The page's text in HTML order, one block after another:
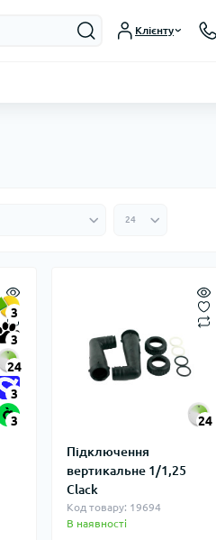
Клієнту
3
3
24
3
3
24
Підключення
вертикальне 1/1,25
Clack
Код товару: 19694
В наявності